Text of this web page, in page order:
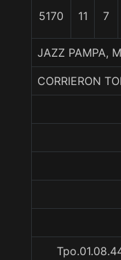
5170 11 7
JAZZ PAMPA,
CORRIERON